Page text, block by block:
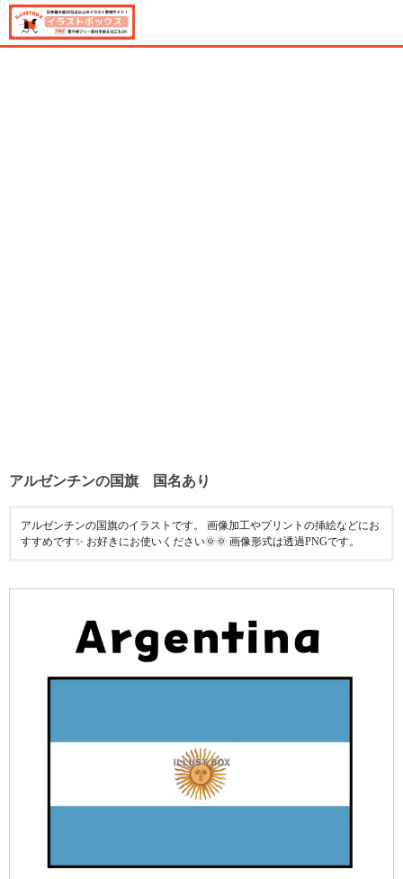
アルゼンチンの国旗 国名あり
アルゼンチンの国旗のイラストです。 画像加工やプリントの挿絵などにお
すすめです✨ お好きにお使いください🌞🌞 画像形式は透過PNGです。